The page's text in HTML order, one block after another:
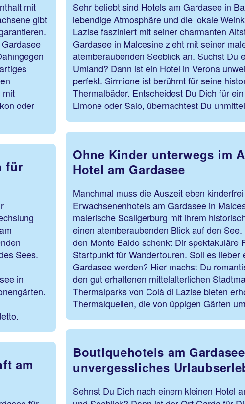
mit
gibt
mit
oder
für
Sees.
in
am
Sehr beliebt sind Hotels am Gardasee in
lebendige Atmosphäre und die lokale
Lazise fasziniert mit seiner charmanten
Gardasee in Malcesine zieht mit seiner
atemberaubenden Seeblick an. Suchst Du
Umland? Dann ist ein Hotel in Verona
perfekt. Sirmione ist berühmt für seine
Thermalbäder. Entscheidest Du Dich für
Limone oder Salo, übernachtest Du
Ohne Kinder unterwegs im
Hotel am Gardasee
Manchmal muss die Auszeit eben
Erwachsenenhotels am Gardasee in
malerische Scaligerburg mit ihrem
einen atemberaubenden Blick auf den
den Monte Baldo schenkt Dir spektakuläre
Startpunkt für Wandertouren. Soll es lieber
Gardasee werden? Hier machst Du
den gut erhaltenen mittelalterlichen
Thermalparks von Colà di Lazise bieten
Thermalquellen, die von üppigen Gärten
Boutiquehotels am
unvergessliches
Sehnst Du Dich nach einem kleinen Hotel